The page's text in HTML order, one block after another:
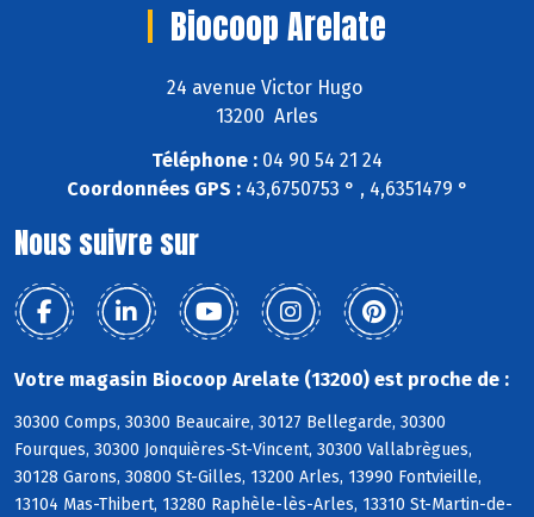
Biocoop Arelate
24 avenue Victor Hugo
13200 Arles
Téléphone : 04 90 54 21 24
Coordonnées GPS :43,6750753 ° , 4,6351479 °
Nous suivre sur
Votre magasin Biocoop Arelate (13200) est proche de :
30300 Comps, 30300 Beaucaire, 30127 Bellegarde, 30300
Fourques, 30300 Jonquières-St-Vincent, 30300 Vallabrègues,
30128 Garons, 30800 St-Gilles, 13200 Arles, 13990 Fontvieille,
13104 Mas-Thibert, 13280 Raphèle-lès-Arles, 13310 St-Martin-de-